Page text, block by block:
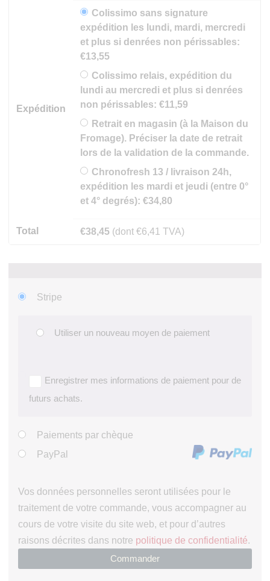
Expédition
Colissimo sans signature
expédition les lundi, mardi, mercredi
et plus si denrées non périssables:
€13,55
Colissimo relais, expédition du
lundi au mercredi et plus si denrées
non périssables:€11,59
Retrait en magasin (à la Maison du
Fromage). Préciser la date de retrait
lors de la validation de la commande.
Chronofresh 13 / livraison 24h,
expédition les mardi et jeudi (entre 0°
et 4° degrés):€34,80
Total €38,45 (dont€6,41 TVA)
Stripe
Utiliser un nouveau moyen de paiement
Enregistrer mes informations de paiement pour de
futurs achats.
Paiements par chèque
PayPal
Vos données personnelles seront utilisées pour le
traitement de votre commande, vous accompagner au
cours de votre visite du site web, et pour d’autres
raisons décrites dans notre politique de confidentialité.
Commander